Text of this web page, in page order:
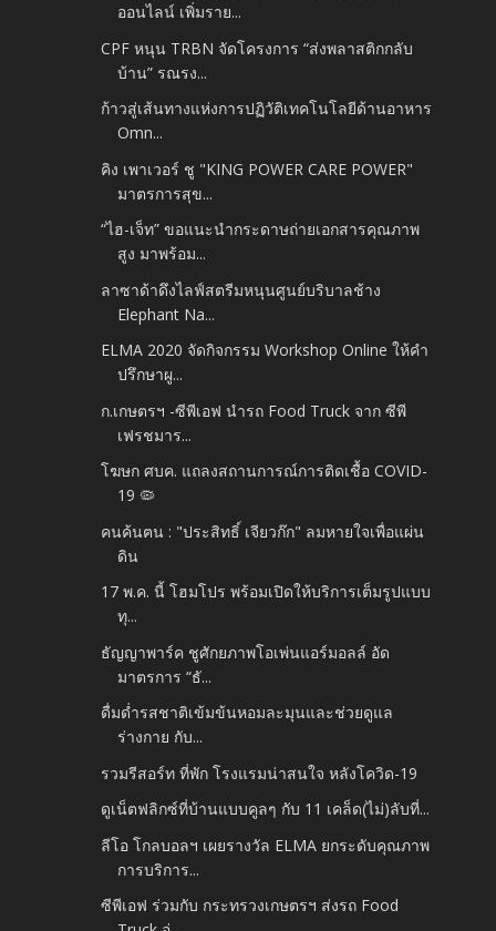
ออนไลน์ เพิ่มราย...
CPF หนุน TRBN จัดโครงการ “ส่งพลาสติกกลับ
บ้าน” รณรง...
ก้าวสู่เส้นทางแห่งการปฏิวัติเทคโนโลยีด้านอาหาร
Omn...
คิง เพาเวอร์ ชู "KING POWER CARE POWER"
มาตรการสุข...
“ไฮ-เจ็ท” ขอแนะนำกระดาษถ่ายเอกสารคุณภาพ
สูง มาพร้อม...
ลาซาด้าดึงไลฟ์สตรีมหนุนศูนย์บริบาลช้าง
Elephant Na...
ELMA 2020 จัดกิจกรรม Workshop Online ให้คำ
ปรึกษาผู...
ก.เกษตรฯ -ซีพีเอฟ นำรถ Food Truck จาก ซีพี
เฟรชมาร...
โฆษก ศบค. แถลงสถานการณ์การติดเชื้อ COVID-
19 🦠
คนค้นฅน : "ประสิทธิ์ เจียวก๊ก" ลมหายใจเพื่อแผ่น
ดิน
17 พ.ค. นี้ โฮมโปร พร้อมเปิดให้บริการเต็มรูปแบบ
ทุ...
ธัญญาพาร์ค ชูศักยภาพโอเพ่นแอร์มอลล์ อัด
มาตรการ “ธั...
ดื่มด่ำรสชาติเข้มข้นหอมละมุนและช่วยดูแล
ร่างกาย กับ...
รวมรีสอร์ท ที่พัก โรงแรมน่าสนใจ หลังโควิด-19
ดูเน็ตฟลิกซ์ที่บ้านแบบคูลๆ กับ 11 เคล็ด(ไม่)ลับที่...
ลีโอ โกลบอลฯ เผยรางวัล ELMA ยกระดับคุณภาพ
การบริการ...
ซีพีเอฟ ร่วมกับ กระทรวงเกษตรฯ ส่งรถ Food